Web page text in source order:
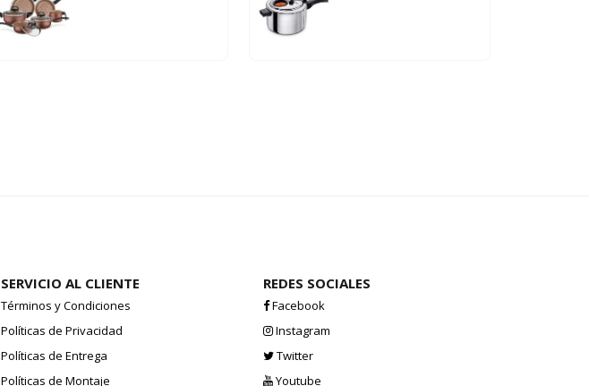
SERVICIO AL CLIENTE
Términos y Condiciones
Políticas de Privacidad
Políticas de Entrega
Políticas de Montaje
REDES SOCIALES
Facebook
Instagram
Twitter
Youtube
Hola
En que podemos ayudarte?